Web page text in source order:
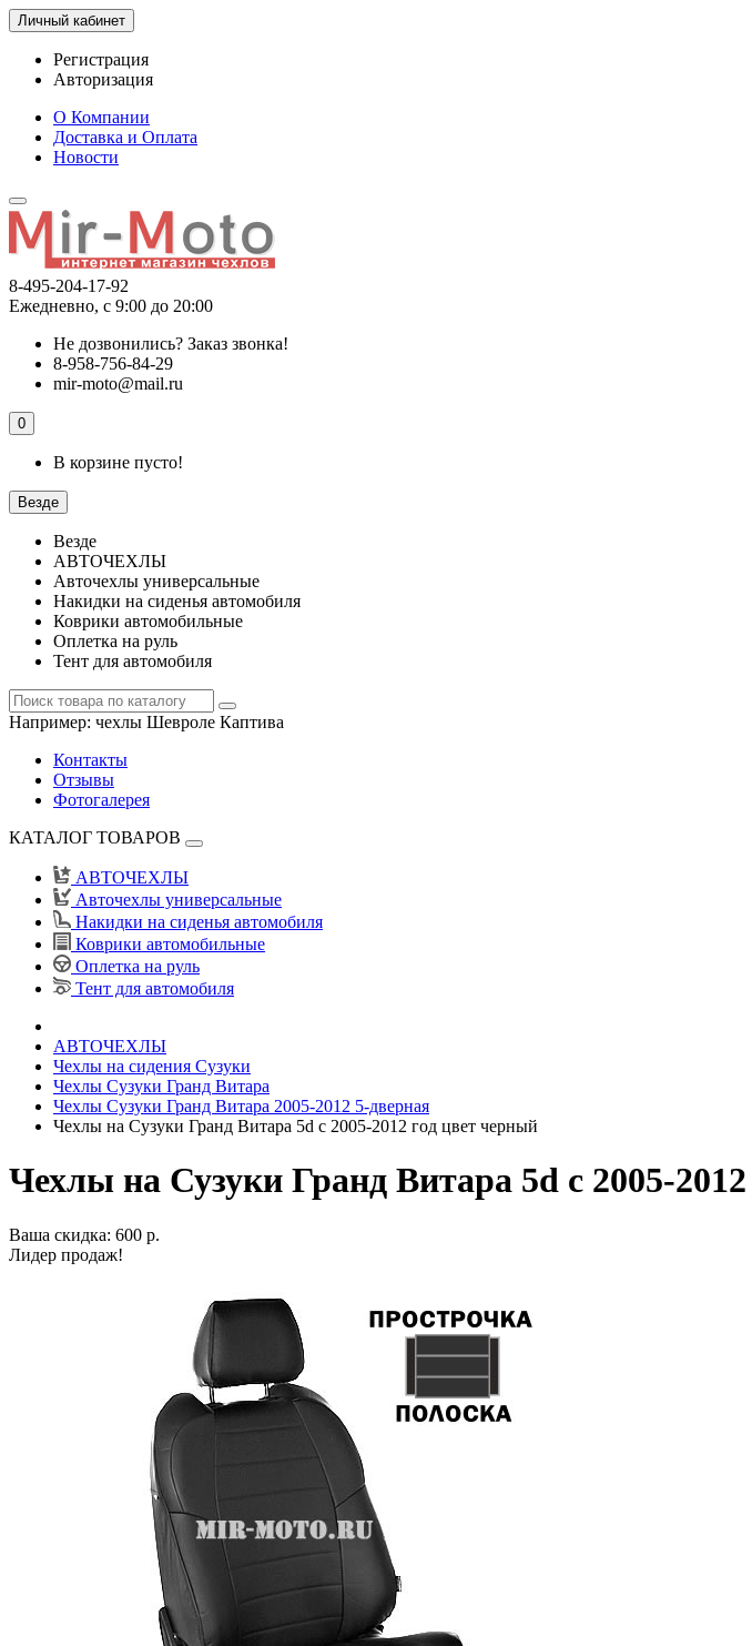
Личный кабинет
Регистрация
Авторизация
О Компании
Доставка и Оплата
Новости
8-495-204-17-92
Ежедневно, с 9:00 до 20:00
Не дозвонились? Заказ звонка!
8-958-756-84-29
mir-moto@mail.ru
0
В корзине пусто!
Везде
Везде
АВТОЧЕХЛЫ
Авточехлы универсальные
Накидки на сиденья автомобиля
Коврики автомобильные
Оплетка на руль
Тент для автомобиля
Например: чехлы Шевроле Каптива
Контакты
Отзывы
Фотогалерея
КАТАЛОГ ТОВАРОВ
АВТОЧЕХЛЫ
Авточехлы универсальные
Накидки на сиденья автомобиля
Коврики автомобильные
Оплетка на руль
Тент для автомобиля
АВТОЧЕХЛЫ
Чехлы на сидения Сузуки
Чехлы Сузуки Гранд Витара
Чехлы Сузуки Гранд Витара 2005-2012 5-дверная
Чехлы на Сузуки Гранд Витара 5d с 2005-2012 год цвет черный
Чехлы на Сузуки Гранд Витара 5d с 2005-
Ваша скидка: 600 р.
Лидер продаж!